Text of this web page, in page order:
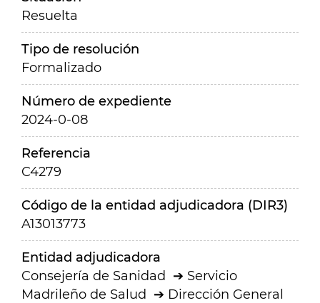
Resuelta
Tipo de resolución
Formalizado
Número de expediente
2024-0-08
Referencia
C4279
Código de la entidad adjudicadora (DIR3)
A13013773
Entidad adjudicadora
Consejería de Sanidad
Servicio
Madrileño de Salud
Dirección General